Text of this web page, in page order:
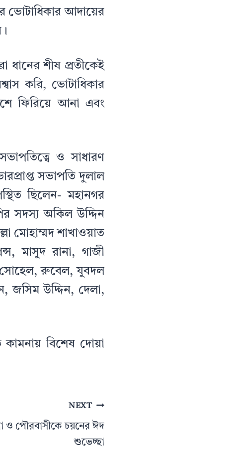
ভোটাধিকার আদায়ের
শীষ প্রতীকেই
করি, ভোটাধিকার
ফিরিয়ে আনা এবং
ও সাধারণ
সভাপতি দুলাল
ছিলেন- মহানগর
সদস্য অকিল উদ্দিন
মোহাম্মদ শাখাওয়াত
মাসুদ রানা, গাজী
সোহেল, রুবেল, যুবদল
জসিম উদ্দিন, দেলা,
কামনায় বিশেষ দোয়া
NEXT
ও পৌরবাসীকে চয়নের ঈদ
শুভেচ্ছা